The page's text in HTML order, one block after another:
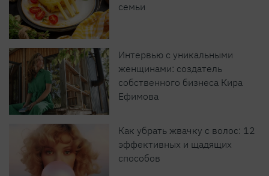
семьи
Интервью с уникальными
женщинами: создатель
собственного бизнеса Кира
Ефимова
Как убрать жвачку с волос: 12
эффективных и щадящих
способов